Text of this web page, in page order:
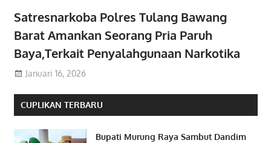
Satresnarkoba Polres Tulang Bawang
Barat Amankan Seorang Pria Paruh
Baya,Terkait Penyalahgunaan Narkotika
Januari 16, 2026
CUPLIKAN TERBARU
Bupati Murung Raya Sambut Dandim